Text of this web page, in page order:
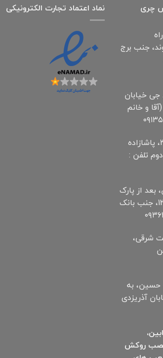
چری
جنب برج
جی خیابان
مهدیه جنوبی پلاک ۱۰۸ (آقا و خانم
: الهیه ۳۷، پاشازاده
تلفن :
بعد از پارک
چمران، بعد از کلانتری 12، جنب بانک
شرقی،
تلفن
حسین، به
آذریزدی
نصب روکش
نماد اعتماد تجارت الكترونیكی